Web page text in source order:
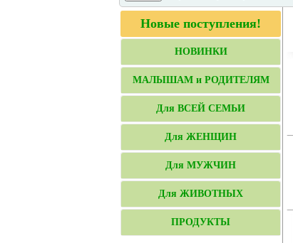
Новые поступления!
НОВИНКИ
МАЛЫШАМ и РОДИТЕЛЯМ
Для ВСЕЙ СЕМЬИ
Для ЖЕНЩИН
Для МУЖЧИН
Для ЖИВОТНЫХ
ПРОДУКТЫ